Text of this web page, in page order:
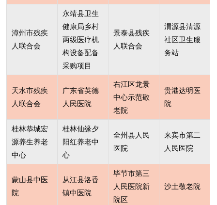
漳州市残疾
人联合会
永靖县卫生
健康局乡村
两级医疗机
构设备配备
采购项目
景泰县残疾
人联合会
渭源县清源
社区卫生服
务站
天水市残疾
人联合会
广东省英德
人民医院
右江区龙景
中心示范敬
老院
贵港达明医
院
桂林恭城宏
源养生养老
中心
桂林仙缘夕
阳红养老中
心
全州县人民
医院
来宾市第二
人民医院
蒙山县中医
院
从江县洛香
镇中医院
毕节市第三
人民医院新
院区
沙土敬老院